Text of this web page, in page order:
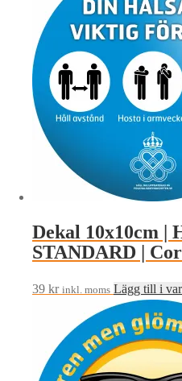
Dekal 10x10cm |
STANDARD |
39 kr inkl. moms Lägg till i